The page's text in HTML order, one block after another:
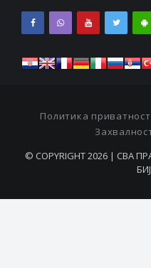
Политика
© COPYRIGHT 2026 | СВА